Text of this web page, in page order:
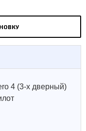
4 (3-х дверный)